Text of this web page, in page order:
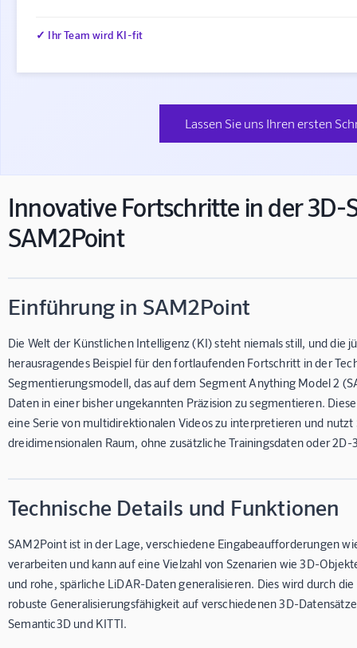
✓ Ihr Team wird KI-fit
Lassen Sie uns Ihren ersten
Innovative Fortschritte in der
SAM2Point
Einführung in SAM2Point
Die Welt der Künstlichen Intelligenz (KI) steht niemals still, und die
herausragendes Beispiel für den fortlaufenden Fortschritt in der
Segmentierungsmodell, das auf dem Segment Anything Model 2
Daten in einer bisher ungekannten Präzision zu segmentieren.
eine Serie von multidirektionalen Videos zu interpretieren und
dreidimensionalen Raum, ohne zusätzliche Trainingsdaten oder
Technische Details und Funktionen
SAM2Point ist in der Lage, verschiedene Eingabeaufforderungen
verarbeiten und kann auf eine Vielzahl von Szenarien wie 3D-
und rohe, spärliche LiDAR-Daten generalisieren. Dies wird durch
robuste Generalisierungsfähigkeit auf verschiedenen 3D-
Semantic3D und KITTI.